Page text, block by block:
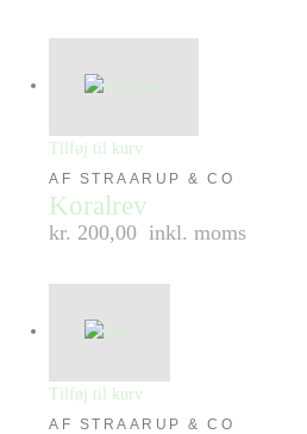
Tilføj til kurv
AF STRAARUP & CO
Koralrev
kr. 200,00 inkl. moms
Tilføj til kurv
AF STRAARUP & CO